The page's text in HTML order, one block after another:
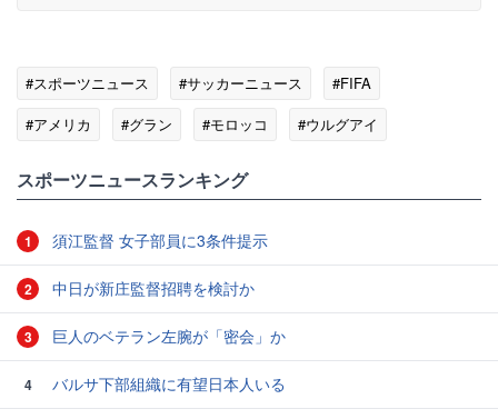
#スポーツニュース #サッカーニュース
#FIFA
#アメリカ
#グラン #モロッコ
#ウルグアイ
スポーツニュースランキング
1 須江監督 女子部員に3条件提示
2 中日が新庄監督招聘を検討か
3 巨人のベテラン左腕が「密会」か
4 バルサ下部組織に有望日本人いる